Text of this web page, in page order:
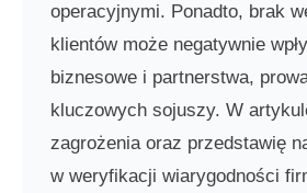
operacyjnymi. Ponadto, brak
klientów może negatywnie
biznesowe i partnerstwa,
kluczowych sojuszy. W
zagrożenia oraz przedstawię
w weryfikacji wiarygodności